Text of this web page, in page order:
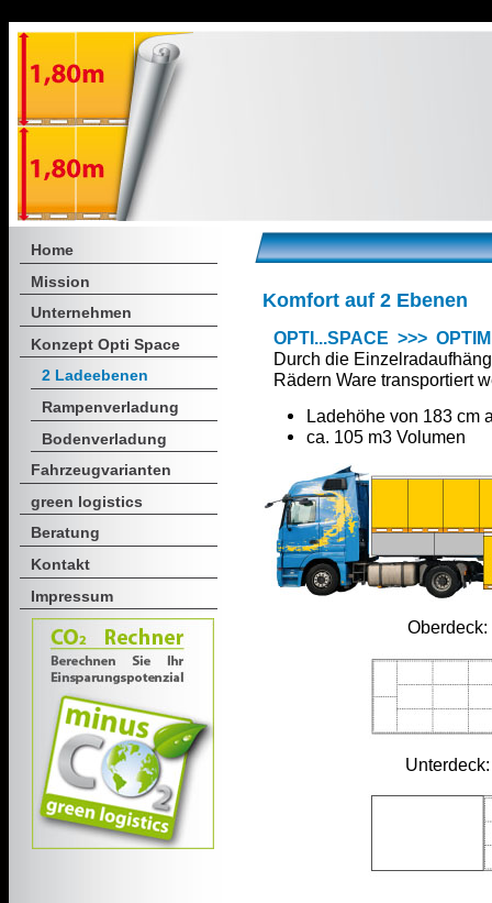
Komfort auf 2 Ebenen
OPTI...SPACE >>>
Durch die
Rädern Ware transportiert
Ladehöhe von 183 cm
ca. 105 m3 Volumen
Home
Mission
Unternehmen
Konzept Opti Space
2 Ladeebenen
Rampenverladung
Bodenverladung
Fahrzeugvarianten
green logistics
Beratung
Kontakt
Impressum